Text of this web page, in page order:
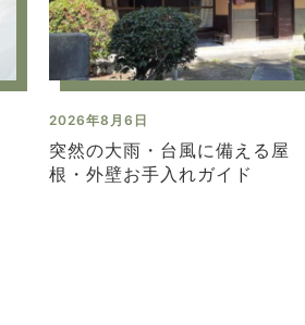
2026年8月6日
突然の大雨・台風に備える屋
根・外壁お手入れガイド